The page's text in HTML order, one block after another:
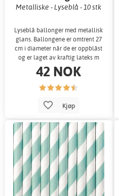
Metalliske - Lyseblå - 10 stk
Lyseblå ballonger med metallisk
glans. Ballongene er omtrent 27
cm i diameter når de er oppblåst
og er laget av kraftig lateks m
42 NOK
Kjøp